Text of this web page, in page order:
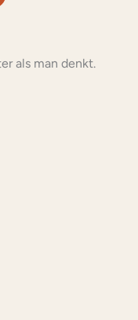
als man denkt.